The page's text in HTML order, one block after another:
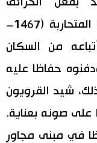
والاضطرابات خلال فترة المقاطعات المتحاربة (1467–
من السكان
حفاظا عليه
شيد القرويون
على صونه بعناية.
في مبنى مجاور